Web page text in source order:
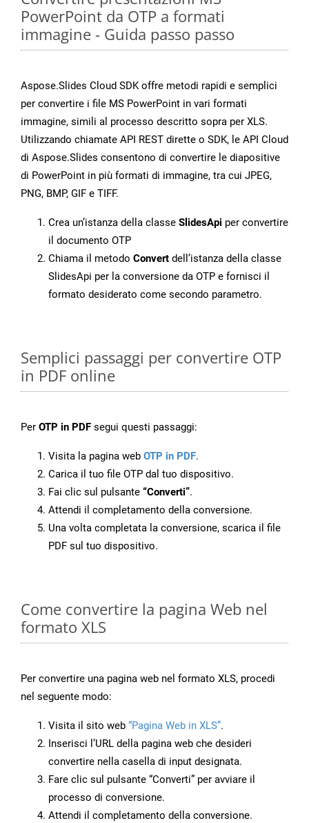
PowerPoint da OTP a formati
immagine - Guida passo passo
Aspose.Slides Cloud SDK offre metodi rapidi e semplici
per convertire i file MS PowerPoint in vari formati
immagine, simili al processo descritto sopra per XLS.
Utilizzando chiamate API REST dirette o SDK, le API Cloud
di Aspose.Slides consentono di convertire le diapositive
di PowerPoint in più formati di immagine, tra cui JPEG,
PNG, BMP, GIF e TIFF.
Crea un’istanza della classe SlidesApi per convertire
il documento OTP
Chiama il metodo Convert dell’istanza della classe
SlidesApi per la conversione da OTP e fornisci il
formato desiderato come secondo parametro.
Semplici passaggi per convertire OTP
in PDF online
Per OTP in PDF segui questi passaggi:
Visita la pagina web OTP in PDF.
Carica il tuo file OTP dal tuo dispositivo.
Fai clic sul pulsante “Converti”.
Attendi il completamento della conversione.
Una volta completata la conversione, scarica il file
PDF sul tuo dispositivo.
Come convertire la pagina Web nel
formato XLS
Per convertire una pagina web nel formato XLS, procedi
nel seguente modo:
Visita il sito web “Pagina Web in XLS”.
Inserisci l’URL della pagina web che desideri
convertire nella casella di input designata.
Fare clic sul pulsante “Converti” per avviare il
processo di conversione.
Attendi il completamento della conversione.